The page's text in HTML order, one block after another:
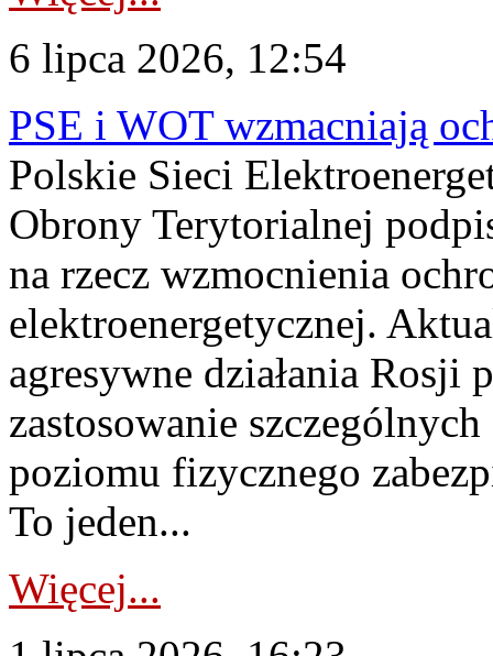
6 lipca 2026, 12:54
PSE i WOT wzmacniają
Polskie Sieci
Obrony Terytorialnej
na rzecz wzmocnienia
elektroenergetycznej.
agresywne działania Rosji
zastosowanie
poziomu fizycznego
To jeden...
Więcej...